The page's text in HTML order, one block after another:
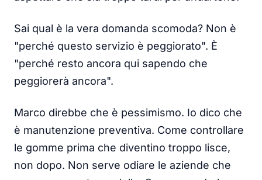
Sai qual è la vera domanda scomoda? Non è
"perché questo servizio è peggiorato". È
"perché resto ancora qui sapendo che
peggiorerà ancora".
Marco direbbe che è pessimismo. Io dico che
è manutenzione preventiva. Come controllare
le gomme prima che diventino troppo lisce,
non dopo. Non serve odiare le aziende che